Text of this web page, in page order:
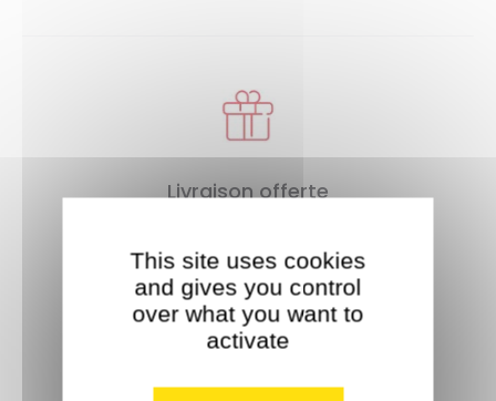
Livraison offerte
This site uses cookies
and gives you control
over what you want to
activate